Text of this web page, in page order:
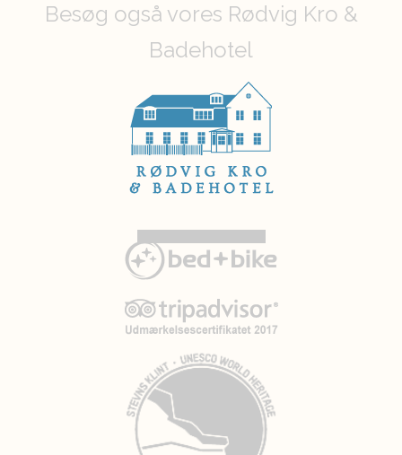
Besøg også vores Rødvig Kro &
Badehotel